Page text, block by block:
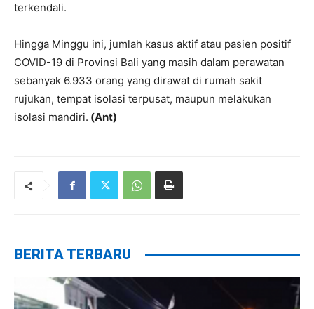
terkendali.
Hingga Minggu ini, jumlah kasus aktif atau pasien positif
COVID-19 di Provinsi Bali yang masih dalam perawatan
sebanyak 6.933 orang yang dirawat di rumah sakit
rujukan, tempat isolasi terpusat, maupun melakukan
isolasi mandiri. (Ant)
BERITA TERBARU